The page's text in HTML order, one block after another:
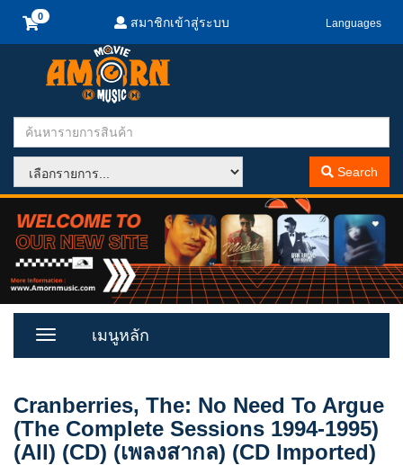
สมาชิกเข้าสู่ระบบ Languages
Search
Toggle
เมนูหลัก
Cranberries, The: No Need To Argue
(The Complete Sessions 1994-1995)
(All) (CD) (เพลงสากล) (CD Imported)